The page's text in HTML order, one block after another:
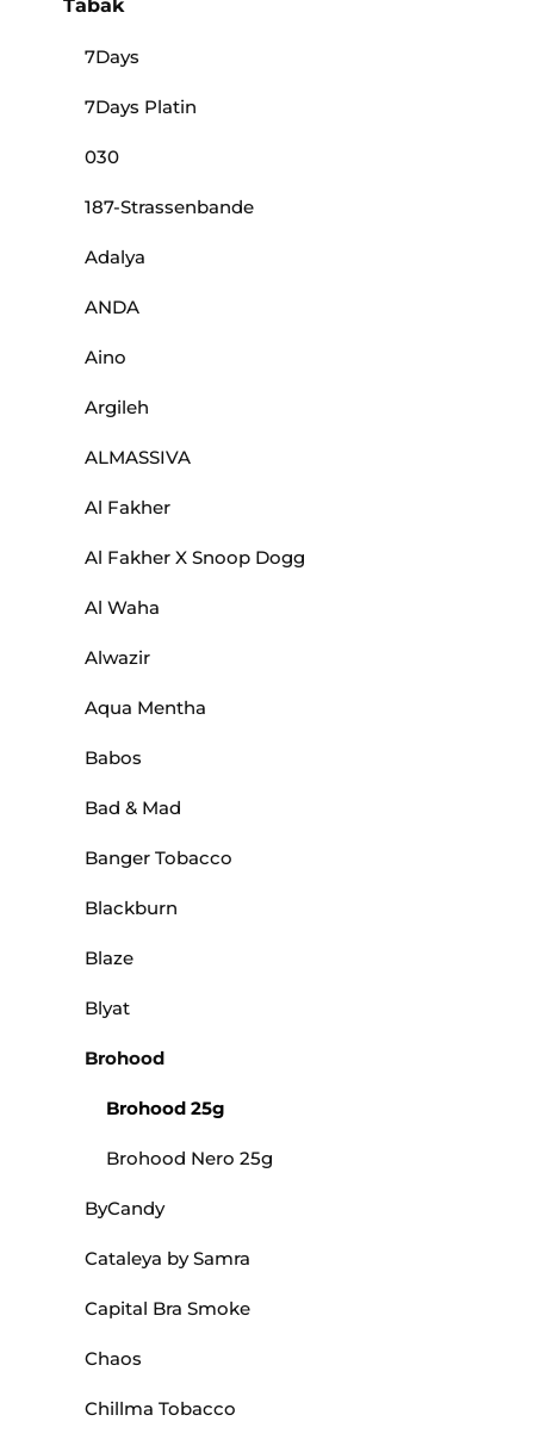
Tabak
7Days
7Days Platin
030
187-Strassenbande
Adalya
ANDA
Aino
Argileh
ALMASSIVA
Al Fakher
Al Fakher X Snoop Dogg
Al Waha
Alwazir
Aqua Mentha
Babos
Bad & Mad
Banger Tobacco
Blackburn
Blaze
Blyat
Brohood
Brohood 25g
Brohood Nero 25g
ByCandy
Cataleya by Samra
Capital Bra Smoke
Chaos
Chillma Tobacco